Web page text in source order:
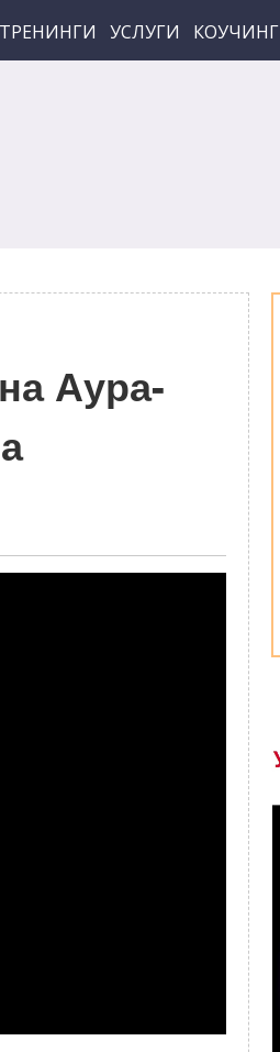
ТРЕНИНГИ УСЛУГИ КОУЧИНГ
Аура-